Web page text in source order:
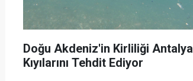
Doğu Akdeniz'in Kirliliği Antalya
Kıyılarını Tehdit Ediyor